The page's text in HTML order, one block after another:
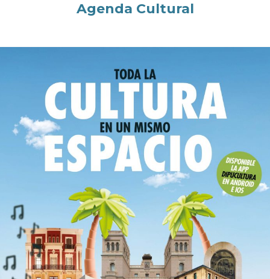
Agenda Cultural